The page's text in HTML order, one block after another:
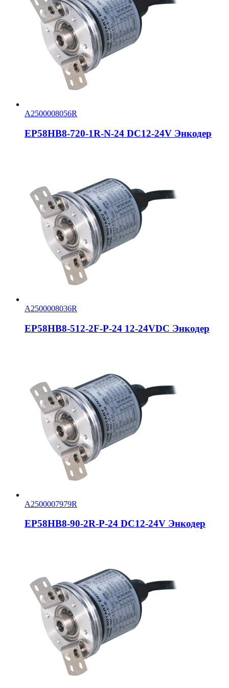
A2500008056R
EP58HB8-720-1R-N-24 DC12-24V Энкодер
A2500008036R
EP58HB8-512-2F-P-24 12-24VDC Энкодер
A2500007979R
EP58HB8-90-2R-P-24 DC12-24V Энкодер